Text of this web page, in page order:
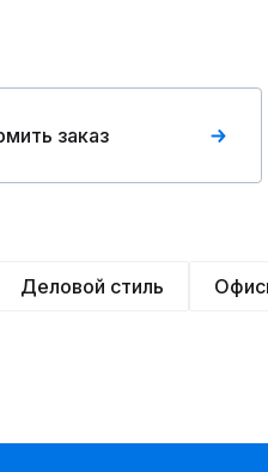
заказ
Деловой стиль